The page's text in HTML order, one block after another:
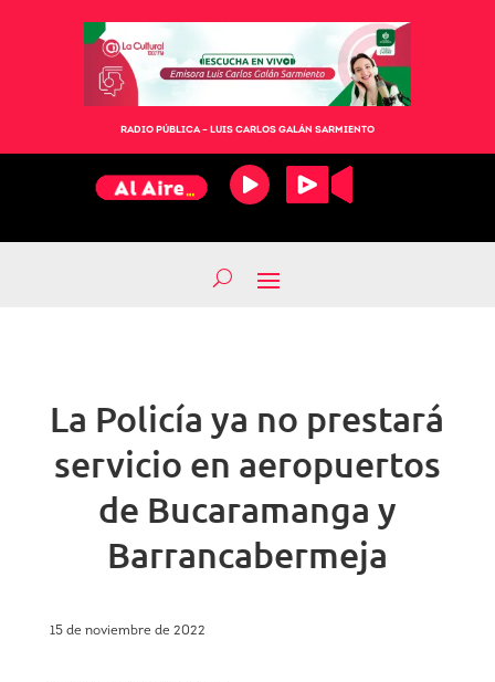
RADIO PÚBLICA – LUIS CARLOS GALÁN SARMIENTO
La Policía ya no prestará
servicio en aeropuertos
de Bucaramanga y
Barrancabermeja
15 de noviembre de 2022